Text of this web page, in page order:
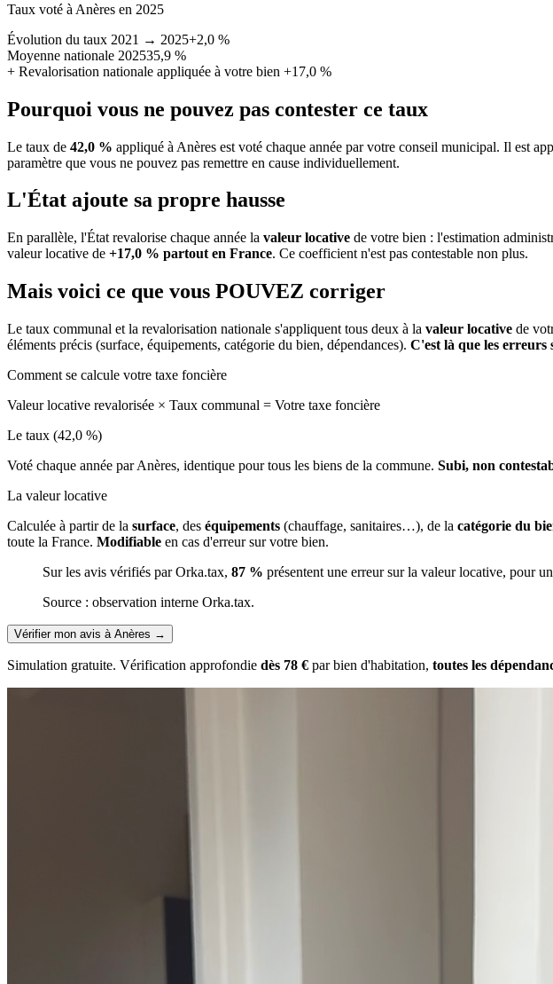
Taux voté à Anères en 2025
Évolution du taux 2021 → 2025+2,0 %
Moyenne nationale 202535,9 %
+ Revalorisation nationale appliquée à votre bien +17,0 %
Pourquoi vous ne pouvez pas contester ce taux
Le taux de 42,0 % appliqué à Anères est voté chaque année par votre conseil municipal. Il est
paramètre que vous ne pouvez pas remettre en cause individuellement.
L'État ajoute sa propre hausse
En parallèle, l'État revalorise chaque année la valeur locative de votre bien : l'estimation
valeur locative de +17,0 % partout en France. Ce coefficient n'est pas contestable non plus.
Mais voici ce que vous POUVEZ corriger
Le taux communal et la revalorisation nationale s'appliquent tous deux à la valeur locative de
éléments précis (surface, équipements, catégorie du bien, dépendances). C'est là que les erreurs
Comment se calcule votre taxe foncière
Valeur locative revalorisée × Taux communal = Votre taxe foncière
Le taux (42,0 %)
Voté chaque année par Anères, identique pour tous les biens de la commune. Subi, non
La valeur locative
Calculée à partir de la surface, des équipements (chauffage, sanitaires…), de la catégorie du
toute la France. Modifiable en cas d'erreur sur votre bien.
Sur les avis vérifiés par Orka.tax, 87 % présentent une erreur sur la valeur locative, pour
Source : observation interne Orka.tax.
Vérifier mon avis à Anères →
Simulation gratuite. Vérification approfondie dès 78 € par bien d'habitation, toutes les